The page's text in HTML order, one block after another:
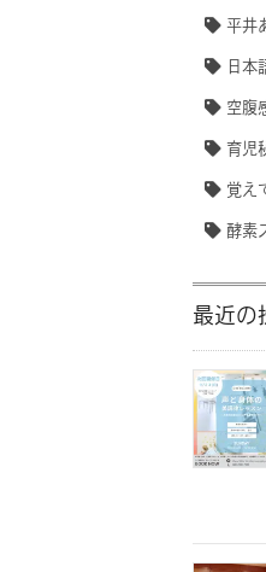
平井
日本
空腹
育児
覚え
酵素
最近の